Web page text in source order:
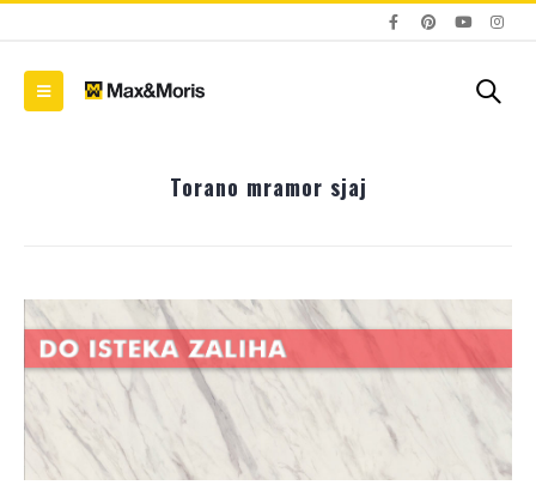
Torano mramor sjaj